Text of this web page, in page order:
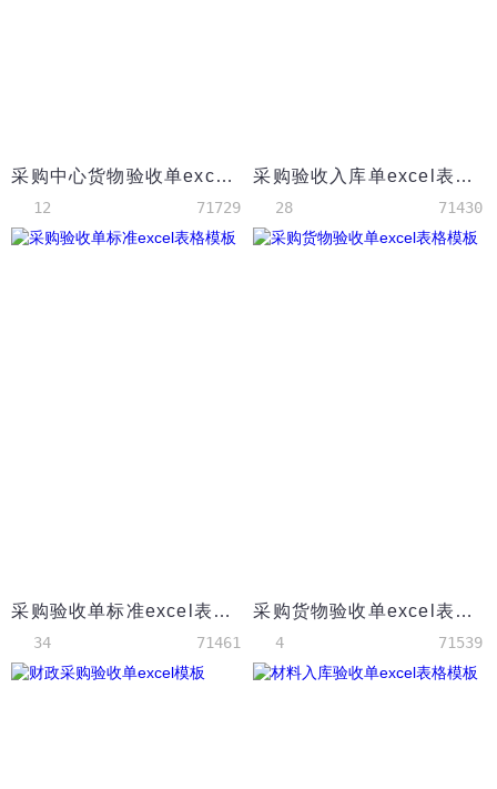
采购中心货物验收单excel模板
12 71729
采购验收入库单excel表格模板
28 71430
采购验收单标准excel表格模板
34 71461
采购货物验收单excel表格模板
4 71539